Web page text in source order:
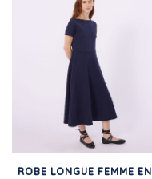
ROBE LONGUE FEMME EN